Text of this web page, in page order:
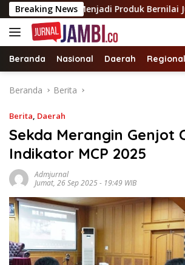
Langsung
ke
konten
Breaking News
Menjadi Produk Bernilai Jual
Beranda Nasional Daerah Regional
Beranda Berita
Berita, Daerah
Sekda Merangin Genjot
Indikator MCP 2025
Admjurnal
Jumat, 26 Sep 2025 - 19:49 WIB